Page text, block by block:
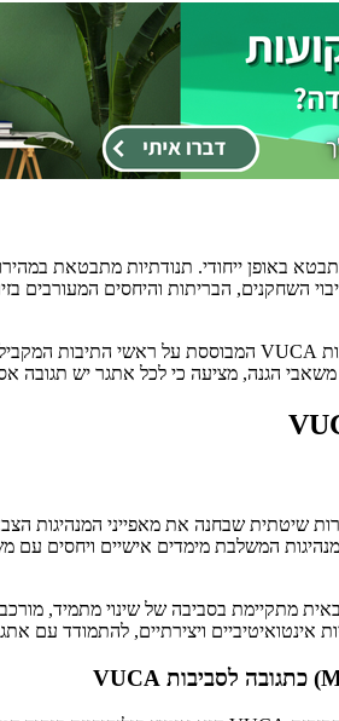
באופן ייחודי. תנודתיות מתבטאת
הגנה, מציעה כי לכל אתגר יש תגובה